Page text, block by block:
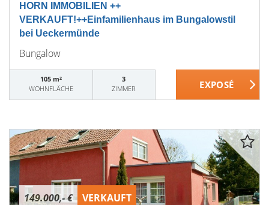
HORN IMMOBILIEN ++
VERKAUFT!++Einfamilienhaus im Bungalowstil
bei Ueckermünde
Bungalow
105 m²
WOHNFLÄCHE
3
ZIMMER
149.000,- € VERKAUFT